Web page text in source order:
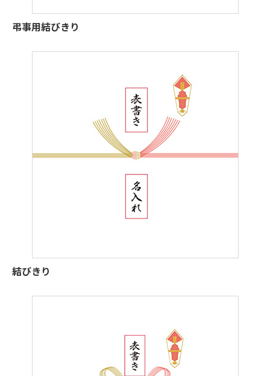
弔事用結びきり
結びきり